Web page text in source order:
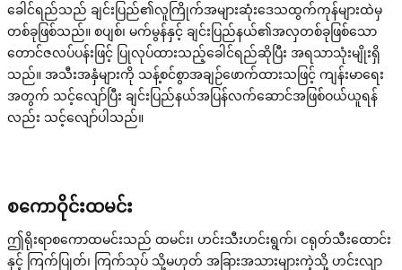
ခေါင်ရည်သည် ချင်းပြည်၏လူကြိုက်အများဆုံးဒေသထွက်ကုန်များထဲမှ
တစ်ခုဖြစ်သည်။ စပျစ်၊ မက်မွန်နှင့် ချင်းပြည်နယ်၏အလှတစ်ခုဖြစ်သော
တောင်ဇလပ်ပန်းဖြင့် ပြုလုပ်ထားသည့်ခေါင်ရည်ဆိုပြီး အရသာသုံးမျိုးရှိ
သည်။ အသီးအနှံများကို သန့်စင်စွာအချဉ်ဖောက်ထားသဖြင့် ကျန်းမာရေး
အတွက် သင့်လျော်ပြီး ချင်းပြည်နယ်အပြန်လက်ဆောင်အဖြစ်ဝယ်ယူရန်
လည်း သင့်လျော်ပါသည်။
စကောဝိုင်းထမင်း
ဤရိုးရာစကောထမင်းသည် ထမင်း၊ ဟင်းသီးဟင်းရွက်၊ ငရုတ်သီးထောင်း
နှင့် ကြက်ပြုတ်၊ ကြက်သုပ် သို့မဟုတ် အခြားအသားများကဲ့သို့ ဟင်းလျာ